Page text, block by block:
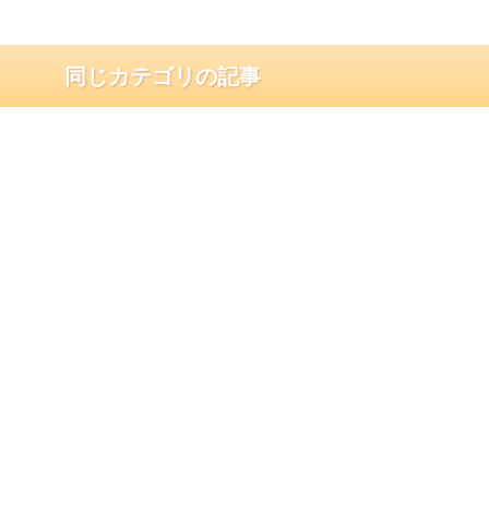
同じカテゴリの記事